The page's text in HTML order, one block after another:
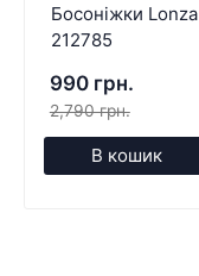
Босоніжки Lonza
212785
990 грн.
2,790 грн.
В кошик